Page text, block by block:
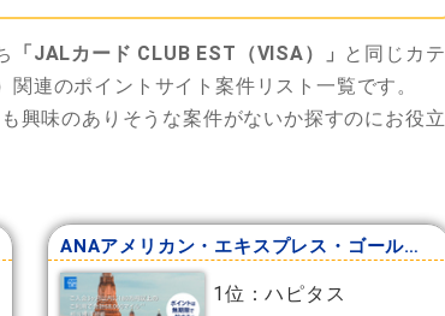
「JALカード CLUB EST（VISA）」
と同じカテ
関連のポイントサイト案件リスト一覧です。
興味のありそうな案件がないか探すのにお役立
ANAアメリカン・エキスプレス・ゴールド・カード
1位：ハピタス